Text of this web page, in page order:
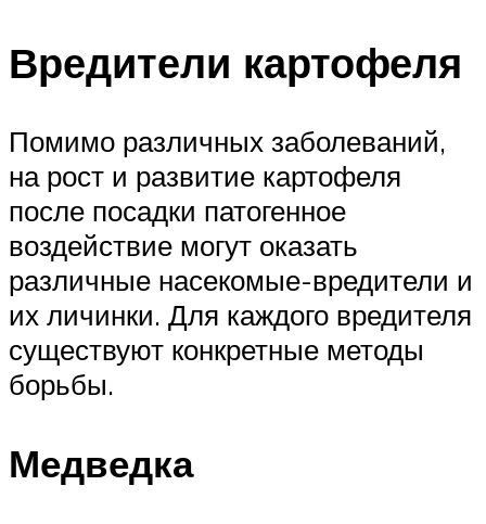
Вредители картофеля
Помимо различных заболеваний,
на рост и развитие картофеля
после посадки патогенное
воздействие могут оказать
различные насекомые-вредители и
их личинки. Для каждого вредителя
существуют конкретные методы
борьбы.
Медведка